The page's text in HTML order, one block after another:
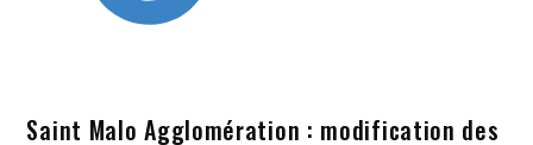
Saint Malo Agglomération : modification des